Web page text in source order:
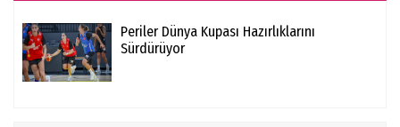
Periler Dünya Kupası Hazırlıklarını
Sürdürüyor